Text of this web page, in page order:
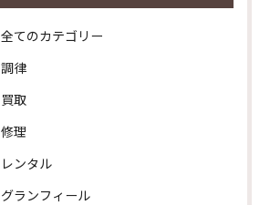
全てのカテゴリー
調律
買取
修理
レンタル
グランフィール